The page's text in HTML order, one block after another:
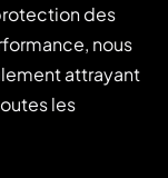
des
nous
attrayant
les